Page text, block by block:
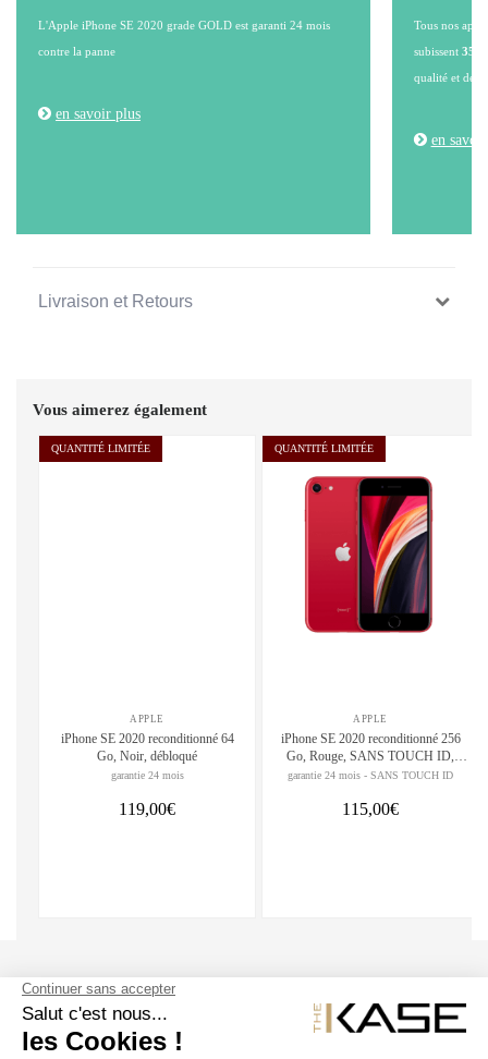
L'Apple iPhone SE 2020 grade GOLD est garanti 24 mois
contre la panne
en savoir plus
Tous nos
subissent 35
qualité et de
en
Livraison et Retours
Vous aimerez également
QUANTITÉ LIMITÉE
APPLE
iPhone SE 2020 reconditionné 64
Go, Noir, débloqué
garantie 24 mois
119,00€
QUANTITÉ LIMITÉE
APPLE
iPhone SE 2020 reconditionné 256
Go, Rouge, SANS TOUCH ID,
débloqué
garantie 24 mois - SANS TOUCH ID
115,00€